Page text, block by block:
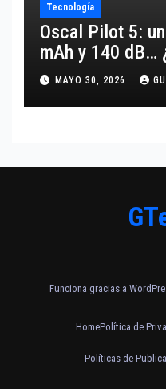
Tecnología
Oscal Pilot 5:
mAh y 140 dB…
MAYO 30, 2026
Funciona gracias a
HomePolítica de
Políticas de